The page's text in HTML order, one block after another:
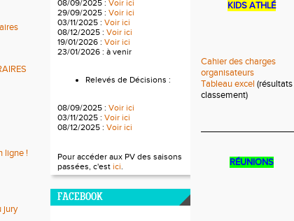
ligne !
jury
08/09/2025 : Voir ici
29/09/2025 : Voir ici
03/11/2025 : Voir ici
08/12/2025 : Voir ici
19/01/2026 : Voir ici
23/01/2026 : à venir
Relevés de Décisions :
08/09/2025 : Voir ici
03/11/2025 : Voir ici
08/12/2025 : Voir ici
Pour accéder aux PV des saisons
passées, c'est ici.
FACEBOOK
KIDS ATHLÉ
Cahier des charges
organisateurs
Tableau excel
classement)
RÉUNIONS